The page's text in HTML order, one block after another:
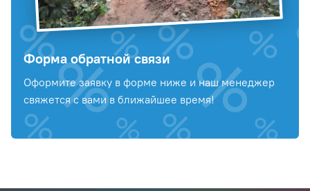
Форма обратной связи
Оформите заявку в форме ниже и наш менеджер
свяжется с вами в ближайшее время!